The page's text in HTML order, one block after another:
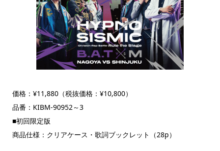
価格：¥11,880（税抜価格：¥10,800）
品番：KIBM-90952～3
■初回限定版
商品仕様：クリアケース・歌詞ブックレット（28p）